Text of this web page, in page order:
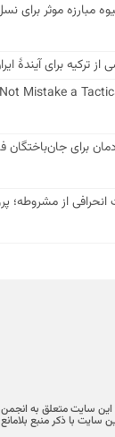
مبارزه موثر برای
برای آیندهٔ
Mistake a
برای جان‌باختگان
انحرافی از مشروطه؛
سایت متعلق به انجمن
سایت با ذکر منبع